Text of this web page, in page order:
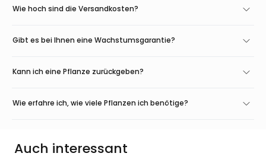
Wie hoch sind die Versandkosten?
Gibt es bei Ihnen eine Wachstumsgarantie?
Kann ich eine Pflanze zurückgeben?
Wie erfahre ich, wie viele Pflanzen ich benötige?
Auch interessant